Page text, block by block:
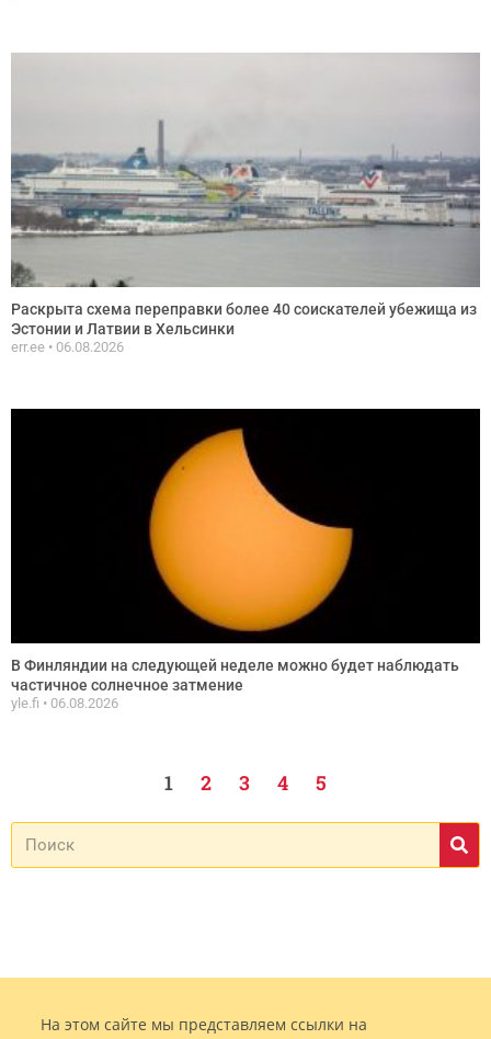
Раскрыта схема переправки более 40 соискателей убежища из
Эстонии и Латвии в Хельсинки
err.ee 06.08.2026
В Финляндии на следующей неделе можно будет наблюдать
частичное солнечное затмение
yle.fi 06.08.2026
1 2 3 4 5
На этом сайте мы представляем ссылки на